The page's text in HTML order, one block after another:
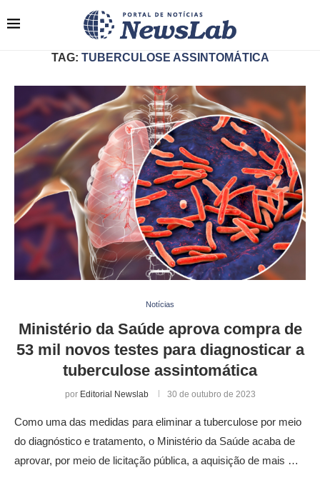
TAG: TUBERCULOSE ASSINTOMÁTICA
Notícias
Ministério da Saúde aprova compra de
53 mil novos testes para diagnosticar a
tuberculose assintomática
por Editorial Newslab 30 de outubro de 2023
Como uma das medidas para eliminar a tuberculose por meio
do diagnóstico e tratamento, o Ministério da Saúde acaba de
aprovar, por meio de licitação pública, a aquisição de mais …